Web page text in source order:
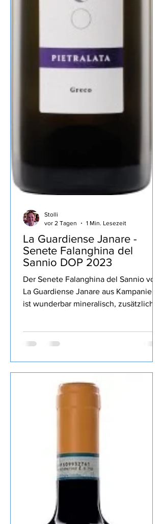
La Guardiense Janare -
Sannio DOP 2023
Der Senete Falanghina del Sannio von
habe ich den Wein bei Televino.
Stolli
vor 2 Tagen
1 Min. Lesezeit